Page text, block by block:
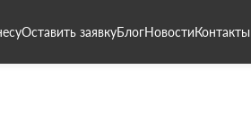
Оставить заявкуБлогНовостиКонтакты